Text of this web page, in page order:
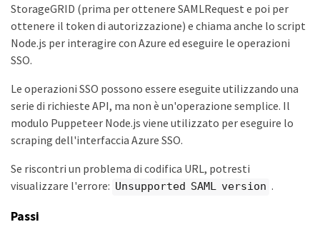
StorageGRID (prima per ottenere SAMLRequest e poi per
ottenere il token di autorizzazione) e chiama anche lo script
Node.js per interagire con Azure ed eseguire le operazioni
SSO.
Le operazioni SSO possono essere eseguite utilizzando una
serie di richieste API, ma non è un'operazione semplice. Il
modulo Puppeteer Node.js viene utilizzato per eseguire lo
scraping dell'interfaccia Azure SSO.
Se riscontri un problema di codifica URL, potresti
visualizzare l'errore: Unsupported SAML version .
Passi